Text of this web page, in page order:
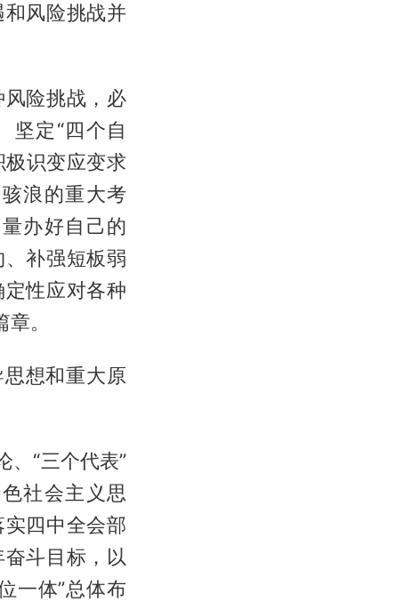
风险挑战并
险挑战，必
坚定“四个自
极识变应变求
浪的重大考
办好自己的
补强短板弱
性应对各种
。
想和重大原
、“三个代表”
社会主义思
四中全会部
斗目标，以
一体”总体布